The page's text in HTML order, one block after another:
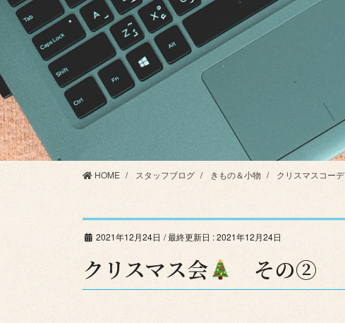
HOME スタッフブログ きもの＆小物 クリスマスコー
2021年12月24日 / 最終更新日 :2021年12月24日
クリスマス会 その②